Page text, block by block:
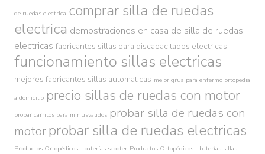
de ruedas electrica comprar silla de ruedas
electrica demostraciones en casa de silla de ruedas
electricas fabricantes sillas para discapacitados electricas
funcionamiento sillas electricas
mejores fabricantes sillas automaticas mejor grua para enfermo ortopedia
a domicilio precio sillas de ruedas con motor
probar carritos para minusvalidos probar silla de ruedas con
motorprobar silla de ruedas electricas
Productos Ortopédicos - baterías scooter Productos Ortopédicos - baterías sillas